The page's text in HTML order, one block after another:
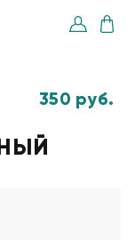
350 руб.